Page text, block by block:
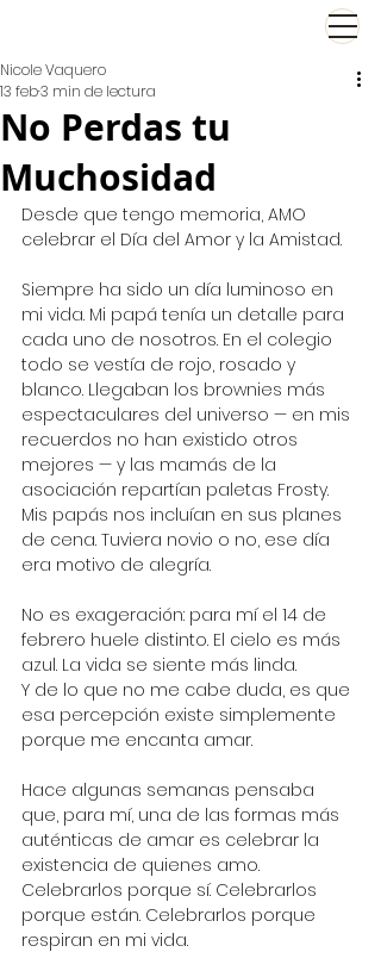
No Perdas tu
Muchosidad
Nicole Vaquero
13 feb3 min de lectura
Desde que tengo memoria, AMO
celebrar el Día del Amor y la Amistad.
Siempre ha sido un día luminoso en
mi vida. Mi papá tenía un detalle para
cada uno de nosotros. En el colegio
todo se vestía de rojo, rosado y
blanco. Llegaban los brownies más
espectaculares del universo — en mis
recuerdos no han existido otros
mejores — y las mamás de la
asociación repartían paletas Frosty.
Mis papás nos incluían en sus planes
de cena. Tuviera novio o no, ese día
era motivo de alegría.
No es exageración: para mí el 14 de
febrero huele distinto. El cielo es más
azul. La vida se siente más linda.
Y de lo que no me cabe duda, es que
esa percepción existe simplemente
porque me encanta amar.
Hace algunas semanas pensaba
que, para mí, una de las formas más
auténticas de amar es celebrar la
existencia de quienes amo.
Celebrarlos porque sí. Celebrarlos
porque están. Celebrarlos porque
respiran en mi vida.